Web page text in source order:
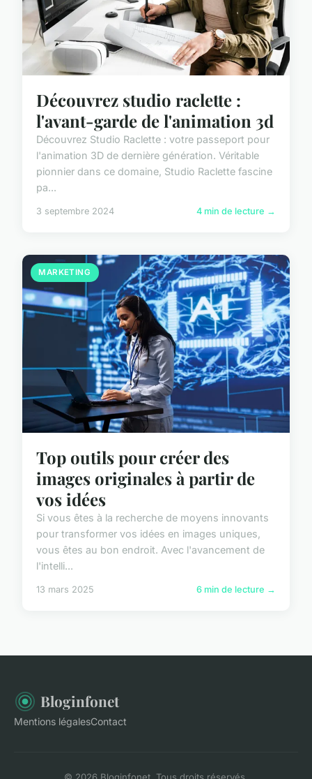
Découvrez studio raclette :
l'avant-garde de l'animation 3d
Découvrez Studio Raclette : votre passeport pour
l'animation 3D de dernière génération. Véritable
pionnier dans ce domaine, Studio Raclette fascine
pa...
3 septembre 2024 4 min de lecture →
MARKETING
Top outils pour créer des
images originales à partir de
vos idées
Si vous êtes à la recherche de moyens innovants
pour transformer vos idées en images uniques,
vous êtes au bon endroit. Avec l'avancement de
l'intelli...
13 mars 2025 6 min de lecture →
Bloginfonet
Mentions légalesContact